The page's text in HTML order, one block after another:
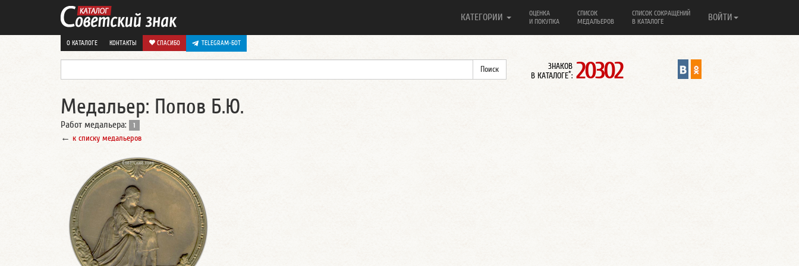
КАТЕГОРИИ
ОЦЕНКА
И ПОКУПКА
СПИСОК
МЕДАЛЬЕРОВ
СПИСОК СОКРАЩЕНИЙ
В КАТАЛОГЕ
ВОЙТИ
О КАТАЛОГЕ КОНТАКТЫ СПАСИБО TELEGRAM-БОТ
ЗНАКОВ
В КАТАЛОГЕ*: 20302
Медальер: Попов Б.Ю.
Работ медальера: 1
← к списку медальеров